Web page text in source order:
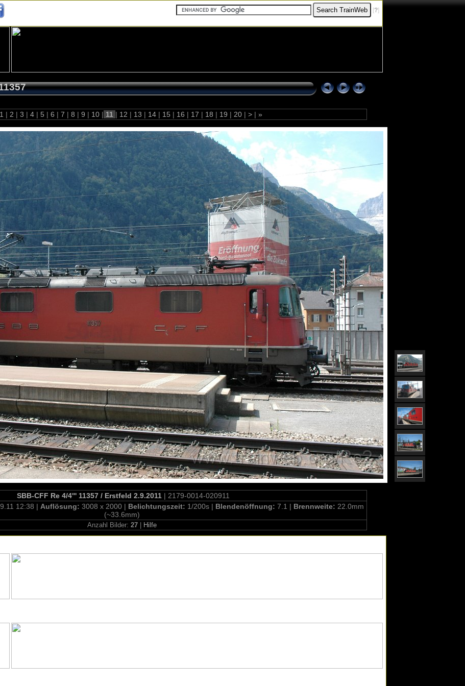
[?]
1 | 2 | 3 | 4 | 5 | 6 | 7 | 8 | 9 | 10 | 11 | 12 | 13 | 14 | 15 | 16 | 17 | 18 | 19 | 20 | > | »
SBB-CFF Re 4/4''' 11357 / Erstfeld 2.9.2011| 2179-0014-020911
12:38 | Auflösung: 3008 x 2000 | Belichtungszeit: 1/200s | Blendenöffnung: 7.1 | Brennweite: 22.0mm
(~33.6mm)
Anzahl Bilder: 27 Hilfe